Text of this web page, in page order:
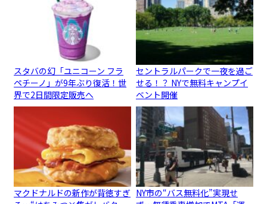
スタバの幻「ユニコーン フラ
ペチーノ」が9年ぶり復活！世
界で2日間限定販売へ
セントラルパークで一夜を過ご
せる！？ NYで無料キャンプイ
ベント開催
マクドナルドの新作が背徳すぎ NY市の“バス無料化”実現せ